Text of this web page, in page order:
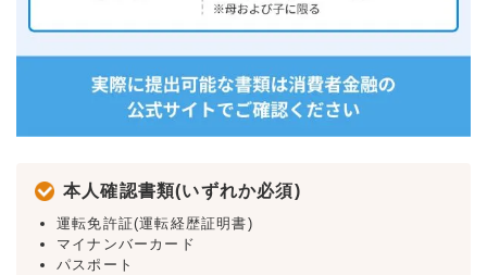
本人確認書類(いずれか必須)
運転免許証(運転経歴証明書)
マイナンバーカード
パスポート